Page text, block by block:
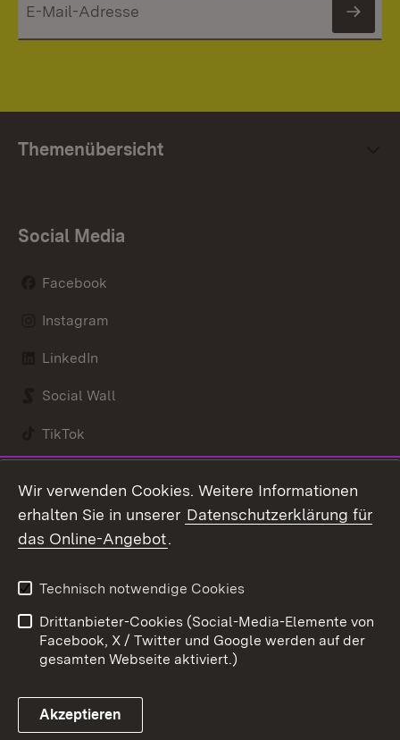
Themenübersicht
Social Media
Facebook
Instagram
LinkedIn
Social Wall
TikTok
Link zum Landesportal
Kontakt
Barrierefreiheit
Impressum
Cookies
Wir verwenden Cookies. Weitere Informationen
erhalten Sie in unserer Datenschutzerklärung für
das Online-Angebot.
Technisch notwendige Cookies
Drittanbieter-Cookies (Social-Media-Elemente von
Facebook, X / Twitter und Google werden auf der
gesamten Webseite aktiviert.)
Akzeptieren